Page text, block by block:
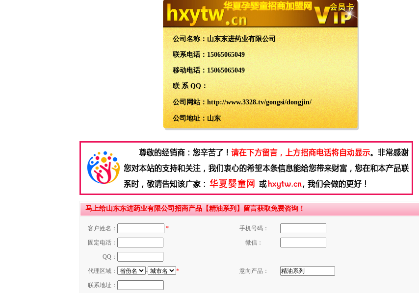
公司名称：山东东进药业有限公司
联系电话：15065065049
移动电话： 15065065049
联 系 QQ：
公司网站：http://www.3328.tv/gongsi/dongjin/
公司地址：山东
马上给山东东进药业有限公司招商产品【精油系列】留言获取免费咨询！
客户姓名： * 手机号码：
固定电话： 微信：
QQ：
代理区域： - * 意向产品：
联系地址：